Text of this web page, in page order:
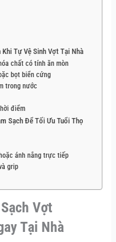
Tự Vệ Sinh Vợt Tại Nhà
chất có tính ăn mòn
bọt biển cứng
trong nước
điểm
Sạch Để Tối Ưu Tuổi Thọ
ánh nắng trực tiếp
grip
Vợt
Tại Nhà